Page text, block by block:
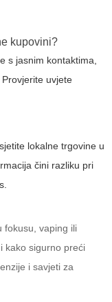
kupovini?
s jasnim kontaktima,
uvjete
lokalne trgovine u
čini razliku pri
fokusu, vaping ili
kako sigurno preći
i savjeti za